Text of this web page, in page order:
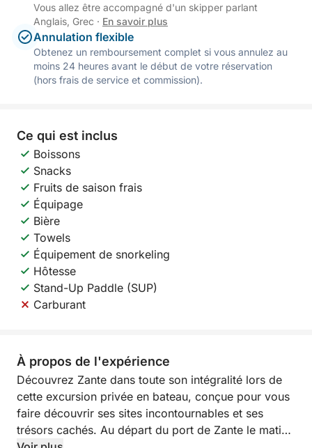
Vous allez être accompagné d'un skipper parlant
Anglais, Grec · En savoir plus
Annulation flexible
Obtenez un remboursement complet si vous annulez au
moins 24 heures avant le début de votre réservation
(hors frais de service et commission).
Ce qui est inclus
Boissons
Snacks
Fruits de saison frais
Équipage
Bière
Towels
Équipement de snorkeling
Hôtesse
Stand-Up Paddle (SUP)
Carburant
À propos de l'expérience
Découvrez Zante dans toute son intégralité lors de
cette excursion privée en bateau, conçue pour vous
faire découvrir ses sites incontournables et ses
trésors cachés. Au départ du port de Zante le matin,